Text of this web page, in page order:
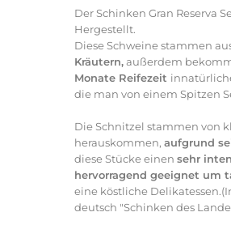
Der Schinken Gran Reserva
Hergestellt.
Diese Schweine stammen
Kräutern,außerdem
Monate Reifezeit
die man von einem Spitzen
Die Schnitzel stammen von
herauskommen, aufgrund
diese Stücke einen sehr
hervorragend geeignet um
eine köstliche
deutsch "Schinken des